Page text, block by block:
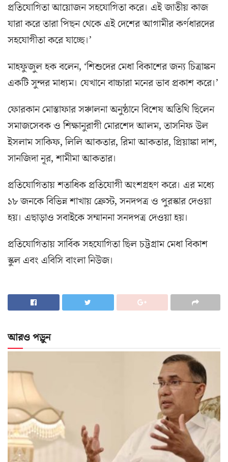
প্রতিযোগিতা আয়োজন সহযোগিতা করে। এই জাতীয় কাজ
যারা করে তারা পিছন থেকে এই দেশের আগামীর কর্ণধারদের
সহযোগীতা করে যাচ্ছে।’
মাহফুজুল হক বলেন, ‘শিশুদের মেধা বিকাশের জন্য চিত্রাঙ্কন
একটি সুন্দর মাধ্যম। যেখানে বাচ্চারা মনের ভাব প্রকাশ করে।’
ফোরকান মোস্তাফার সঞ্চালনা অনুষ্ঠানে বিশেষ অতিথি ছিলেন
সমাজসেবক ও শিক্ষানুরাগী মোরশেদ আলম, তাসনিফ উল
ইসলাম সাকিফ, লিলি আকতার, রিমা আকতার, প্রিয়াঙ্কা দাশ,
সানজিদা নূর, শামীমা আকতার।
প্রতিযোগিতায় শতাধিক প্রতিযোগী অংশগ্রহণ করে। এর মধ্যে
১৮ জনকে বিভিন্ন শাখায় ক্রেস্ট, সনদপত্র ও পুরস্কার দেওয়া
হয়। এছাড়াও সবাইকে সম্মাননা সনদপত্র দেওয়া হয়।
প্রতিযোগিতায় সার্বিক সহযোগিতা ছিল চট্টগ্রাম মেধা বিকাশ
স্কুল এবং এবিসি বাংলা নিউজ।
আরও পড়ুন